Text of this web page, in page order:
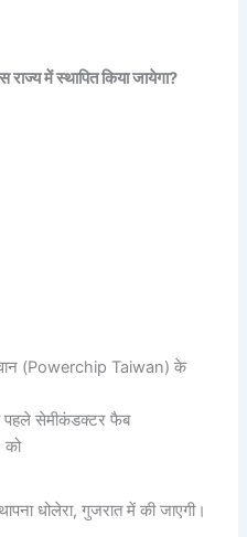
में स्थापित किया जायेगा?
(Powerchip Taiwan) के
पहले सेमीकंडक्टर फैब
धोलेरा, गुजरात में की जाएगी।